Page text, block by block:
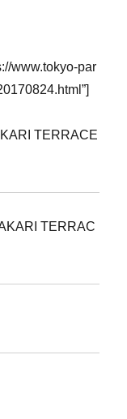
www.tokyo-par
TERRACE
TERRAC